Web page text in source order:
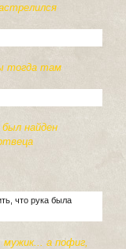
тогда там
найден
что рука была
а пофиг,